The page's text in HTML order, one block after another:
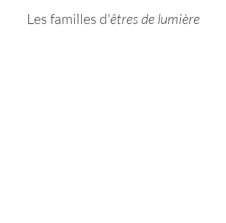
Les familles d'êtres de lumière